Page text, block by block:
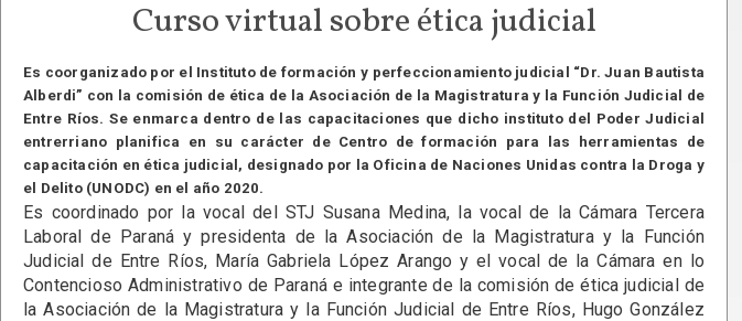
Curso virtual sobre ética judicial
Es coorganizado por el Instituto de formación y perfeccionamiento judicial “Dr. Juan Bautista
Alberdi” con la comisión de ética de la Asociación de la Magistratura y la Función Judicial de
Entre Ríos. Se enmarca dentro de las capacitaciones que dicho instituto del Poder Judicial
entrerriano planifica en su carácter de Centro de formación para las herramientas de
capacitación en ética judicial, designado por la Oficina de Naciones Unidas contra la Droga y
el Delito (UNODC) en el año 2020.
Es coordinado por la vocal del STJ Susana Medina, la vocal de la Cámara Tercera
Laboral de Paraná y presidenta de la Asociación de la Magistratura y la Función
Judicial de Entre Ríos, María Gabriela López Arango y el vocal de la Cámara en lo
Contencioso Administrativo de Paraná e integrante de la comisión de ética judicial de
la Asociación de la Magistratura y la Función Judicial de Entre Ríos, Hugo González